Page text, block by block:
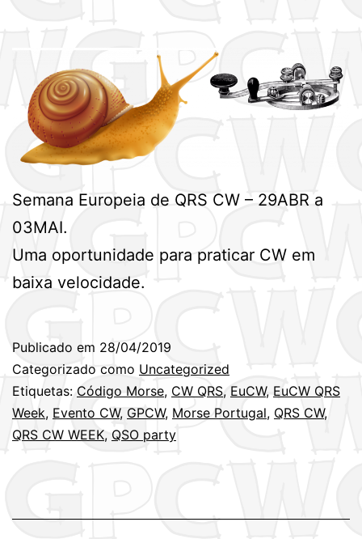
Semana Europeia de QRS CW – 29ABR a
03MAI.
Uma oportunidade para praticar CW em
baixa velocidade.
Publicado em 28/04/2019
Categorizado como Uncategorized
Etiquetas: Código Morse, CW QRS, EuCW, EuCW QRS
Week, Evento CW, GPCW, Morse Portugal, QRS CW,
QRS CW WEEK, QSO party